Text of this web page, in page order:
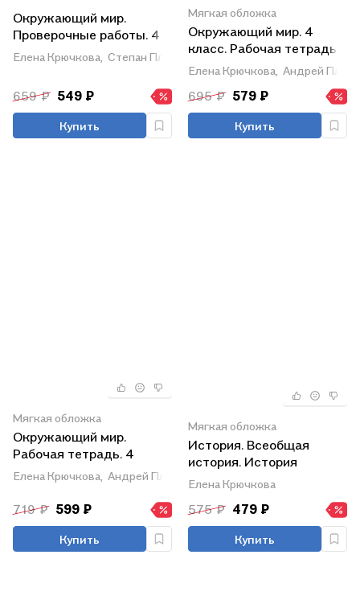
Окружающий мир.
Проверочные работы. 4
класс
Елена Крючкова, Степан Плешаков, Андрей Плешаков
659 ₽ 549 ₽
Купить
Мягкая обложка
Окружающий мир. 4
класс. Рабочая тетрадь.
В 2-х частях. Часть 2
Елена Крючкова, Андрей
695 ₽ 579 ₽
Купить
Мягкая обложка
Окружающий мир.
Рабочая тетрадь. 4
класс. В 2-х частях.
Часть 1
Елена Крючкова, Андрей Плешаков
719 ₽ 599 ₽
Купить
Мягкая обложка
История. Всеобщая
история. История
Средних веков. Рабочая
тетрадь. 6 класс
Елена Крючкова
575 ₽ 479 ₽
Купить